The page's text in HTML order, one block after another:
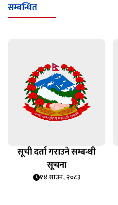
सम्बन्धित
सूची दर्ता गराउने सम्बन्धी
सूचना
१४ साउन, २०८३